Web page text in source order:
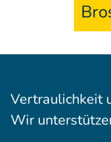
Vertraulichkeit
Wir